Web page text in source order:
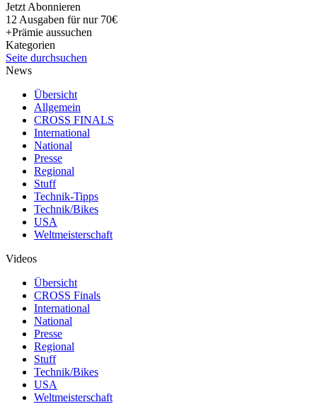
Jetzt Abonnieren
12 Ausgaben für nur 70€
+Prämie aussuchen
Kategorien
Seite durchsuchen
News
Übersicht
Allgemein
CROSS FINALS
International
National
Presse
Regional
Stuff
Technik-Tipps
Technik/Bikes
USA
Weltmeisterschaft
Videos
Übersicht
CROSS Finals
International
National
Presse
Regional
Stuff
Technik/Bikes
USA
Weltmeisterschaft